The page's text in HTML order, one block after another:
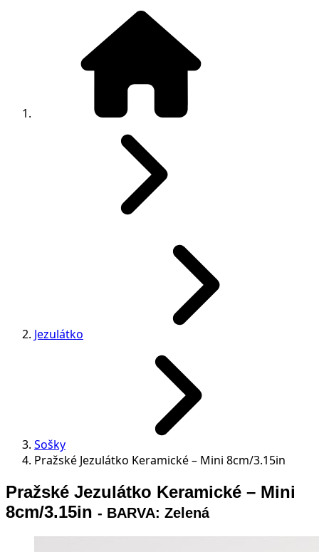
Jezulátko
Sošky
Pražské Jezulátko Keramické – Mini 8cm/3.15in
Pražské Jezulátko Keramické – Mini
8cm/3.15in - BARVA: Zelená